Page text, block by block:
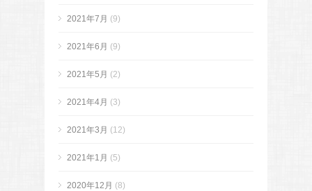
2021年7月 (9)
2021年6月 (9)
2021年5月 (2)
2021年4月 (3)
2021年3月 (12)
2021年1月 (5)
2020年12月 (8)